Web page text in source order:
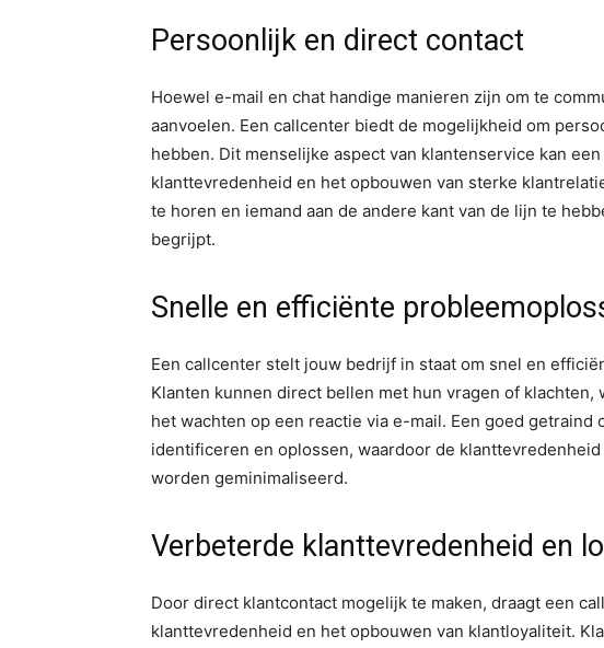
Persoonlijk en direct contact
Hoewel e-mail en chat handige manieren zijn om te
aanvoelen. Een callcenter biedt de mogelijkheid om
hebben. Dit menselijke aspect van klantenservice kan
klanttevredenheid en het opbouwen van sterke
te horen en iemand aan de andere kant van de lijn te
begrijpt.
Snelle en efficiënte
Een callcenter stelt jouw bedrijf in staat om snel en
Klanten kunnen direct bellen met hun vragen of
het wachten op een reactie via e-mail. Een goed
identificeren en oplossen, waardoor de
worden geminimaliseerd.
Verbeterde klanttevredenheid en
Door direct klantcontact mogelijk te maken, draagt een
klanttevredenheid en het opbouwen van klantloyaliteit.